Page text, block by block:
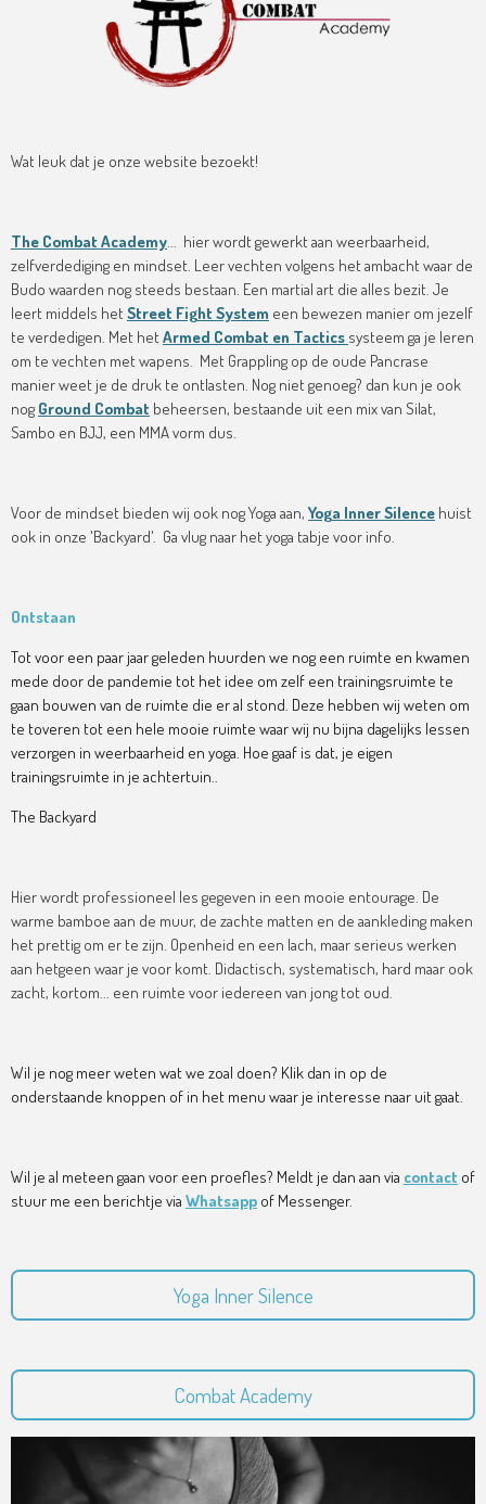
Wat leuk dat je onze website bezoekt!
The Combat Academy... hier wordt gewerkt aan weerbaarheid,
zelfverdediging en mindset. Leer vechten volgens het ambacht waar de
Budo waarden nog steeds bestaan. Een martial art die alles bezit. Je
leert middels hetStreet Fight System een bewezen manier om jezelf
te verdedigen. Met hetArmed Combat en Tactics systeem ga je leren
om te vechten met wapens. Met Grappling op de oude Pancrase
manier weet je de druk te ontlasten. Nog niet genoeg? dan kun je ook
nog Ground Combat beheersen, bestaande uit een mix van Silat,
Sambo en BJJ, een MMA vorm dus.
Voor de mindset bieden wij ook nog Yoga aan, Yoga Inner Silence huist
ook in onze 'Backyard'. Ga vlug naar het yoga tabje voor info.
Ontstaan
Tot voor een paar jaar geleden huurden we nog een ruimte en kwamen
mede door de pandemie tot het idee om zelf een trainingsruimte te
gaan bouwen van de ruimte die er al stond. Deze hebben wij weten om
te toveren tot een hele mooie ruimte waar wij nu bijna dagelijks lessen
verzorgen in weerbaarheid en yoga. Hoe gaaf is dat, je eigen
trainingsruimte in je achtertuin..
The Backyard
Hier wordt professioneel les gegeven in een mooie entourage. De
warme bamboe aan de muur, de zachte matten en de aankleding maken
het prettig om er te zijn. Openheid en een lach, maar serieus werken
aan hetgeen waar je voor komt. Didactisch, systematisch, hard maar ook
zacht, kortom... een ruimte voor iedereen van jong tot oud.
Wil je nog meer weten wat we zoal doen? Klik dan in op de
onderstaande knoppen of in het menu waar je interesse naar uit gaat.
Wil je al meteen gaan voor een proefles? Meldt je dan aan via contact of
stuur me een berichtje via Whatsapp of Messenger.
Yoga Inner Silence
Combat Academy